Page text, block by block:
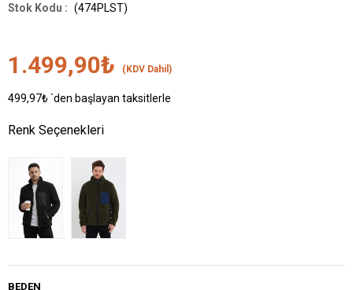
(474PLST)
1.499,90₺ (KDV Dahil)
499,97₺`den başlayan taksitlerle
Renk Seçenekleri
BEDEN